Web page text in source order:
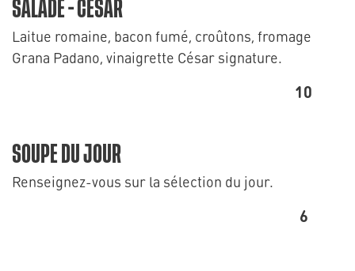
SALADE - CÉSAR
Laitue romaine, bacon fumé, croûtons, fromage
Grana Padano, vinaigrette César signature.
10
SOUPE DU JOUR
Renseignez-vous sur la sélection du jour.
6